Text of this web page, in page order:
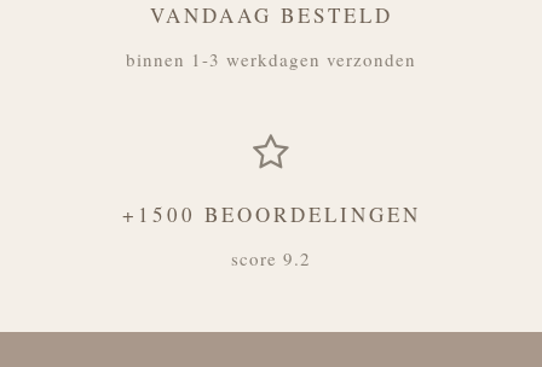
VANDAAG BESTELD
binnen 1-3 werkdagen verzonden
+1500 BEOORDELINGEN
score 9.2